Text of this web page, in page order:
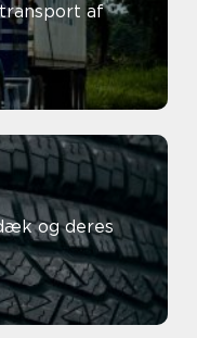
af
og deres